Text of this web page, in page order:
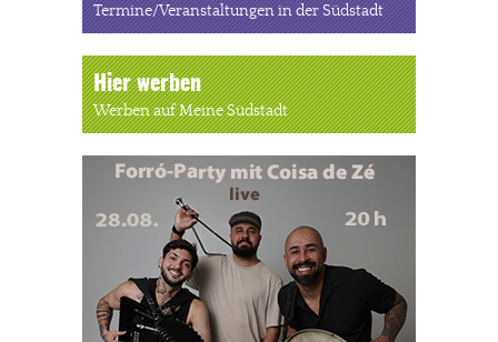
Termine/Veranstaltungen in der Südstadt
Hier werben
Werben auf Meine Südstadt